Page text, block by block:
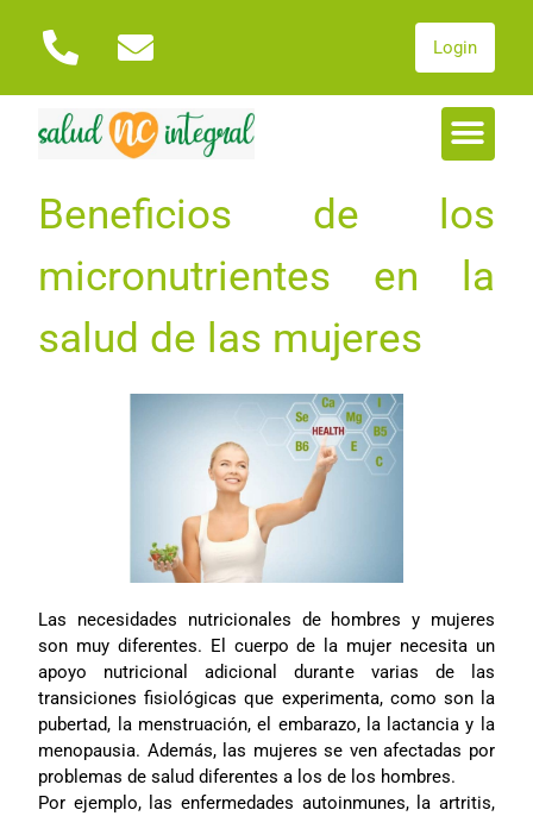
Login
Beneficios de los
micronutrientes en la
salud de las mujeres
Las necesidades nutricionales de hombres y mujeres
son muy diferentes. El cuerpo de la mujer necesita un
apoyo nutricional adicional durante varias de las
transiciones fisiológicas que experimenta, como son la
pubertad, la menstruación, el embarazo, la lactancia y la
menopausia. Además, las mujeres se ven afectadas por
problemas de salud diferentes a los de los hombres.
Por ejemplo, las enfermedades autoinmunes, la artritis,